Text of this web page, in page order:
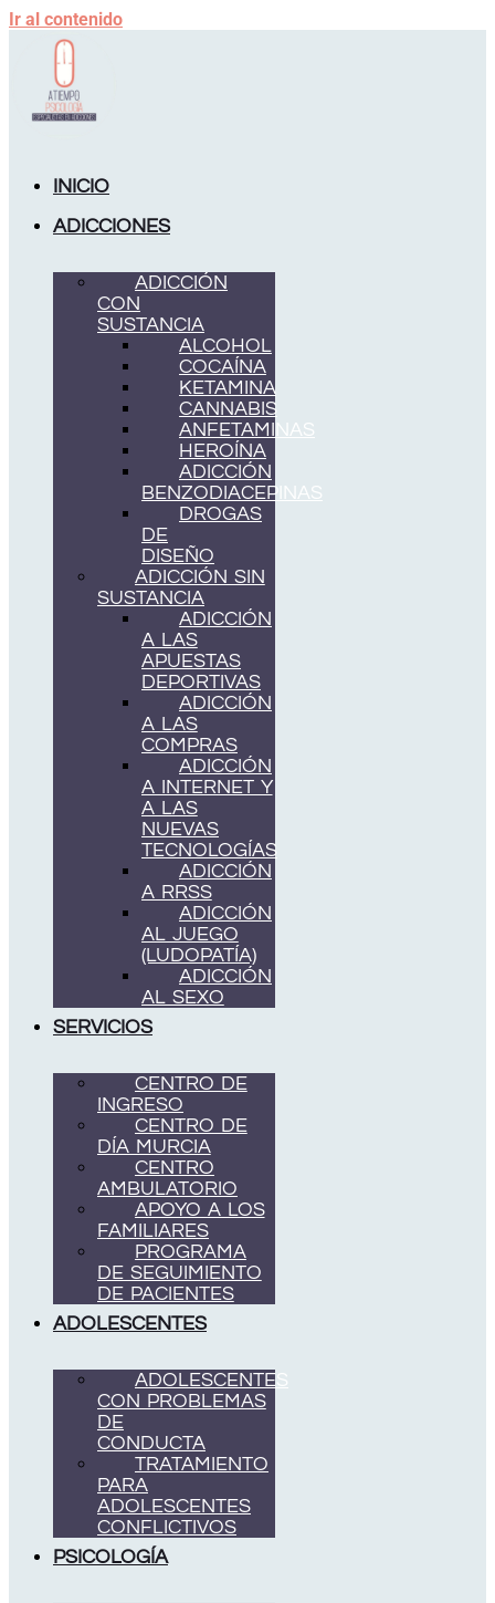
Ir al contenido
INICIO
ADICCIONES
ADICCIÓN
CON
SUSTANCIA
ALCOHOL
COCAÍNA
KETAMINA
CANNABIS
ANFETAMINAS
HEROÍNA
ADICCIÓN
BENZODIACEPINAS
DROGAS
DE
DISEÑO
ADICCIÓN SIN
SUSTANCIA
ADICCIÓN
A LAS
APUESTAS
DEPORTIVAS
ADICCIÓN
A LAS
COMPRAS
ADICCIÓN
A INTERNET Y
A LAS
NUEVAS
TECNOLOGÍAS
ADICCIÓN
A RRSS
ADICCIÓN
AL JUEGO
(LUDOPATÍA)
ADICCIÓN
AL SEXO
SERVICIOS
CENTRO DE
INGRESO
CENTRO DE
DÍA MURCIA
CENTRO
AMBULATORIO
APOYO A LOS
FAMILIARES
PROGRAMA
DE SEGUIMIENTO
DE PACIENTES
ADOLESCENTES
ADOLESCENTES
CON PROBLEMAS
DE
CONDUCTA
TRATAMIENTO
PARA
ADOLESCENTES
CONFLICTIVOS
PSICOLOGÍA